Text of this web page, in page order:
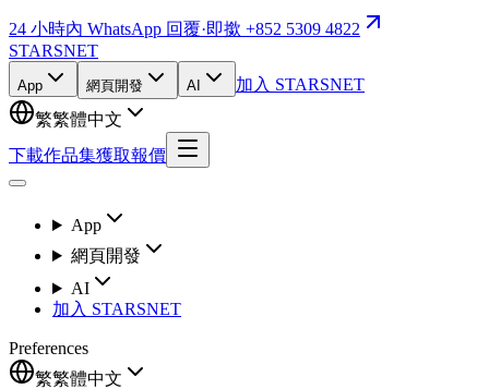
24 小時內 WhatsApp 回覆·即撳 +852 5309 4822
STARSNET
App 網頁開發 AI
加入 STARSNET
繁繁體中文
下載作品集獲取報價
App
網頁開發
AI
加入 STARSNET
Preferences
繁繁體中文